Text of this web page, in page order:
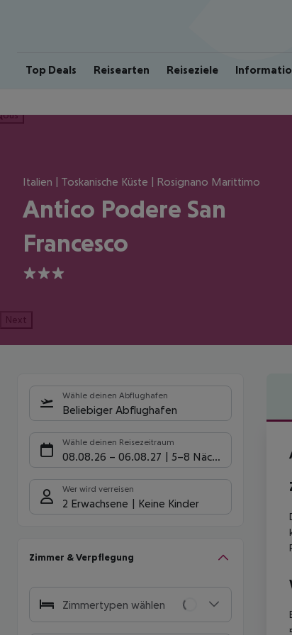
Top Deals Reisearten Reiseziele
Italien | Toskanische Küste | Rosignano Marittimo
Antico Podere San
Francesco
3
Next
Wähle deinen Abflughafen
Beliebiger Abflughafen
Wähle deinen Reisezeitraum
08.08.26 – 06.08.27 5-8 Nächte
Wer wird verreisen
2 Erwachsene Keine Kinder
Zimmer & Verpflegung
Zimmertypen wählen